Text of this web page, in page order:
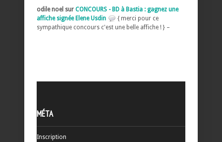
odile noel sur CONCOURS - BD à Bastia : gagnez une
affiche signée Elene Usdin
{ merci pour ce
sympathique concours c'est une belle affiche ! } –
MÉTA
Inscription